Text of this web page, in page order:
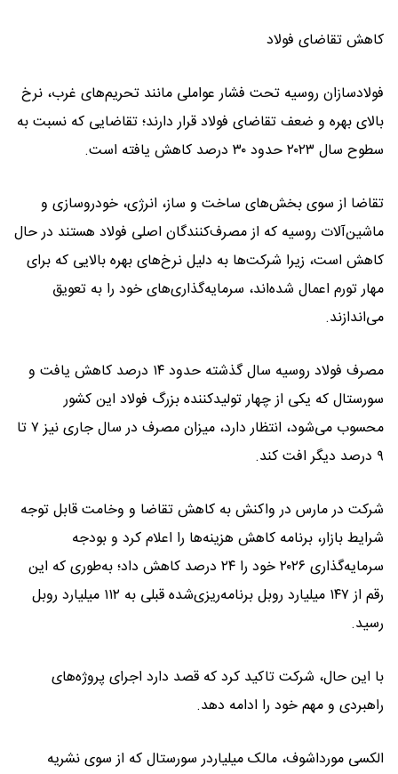
کاهش تقاضای فولاد
فولادسازان روسیه تحت فشار عواملی مانند تحریم‌های غرب، نرخ‌
بالای بهره و ضعف تقاضای فولاد قرار دارند؛ تقاضایی که نسبت به
سطوح سال ۲۰۲۳ حدود ۳۰ درصد کاهش یافته است.
تقاضا از سوی بخش‌های ساخت و ساز، انرژی، خودروسازی و
ماشین‌آلات روسیه که از مصرف‌کنندگان اصلی فولاد هستند در حال
کاهش است، زیرا شرکت‌ها به دلیل نرخ‌های بهره بالایی که برای
مهار تورم اعمال شده‌اند، سرمایه‌گذاری‌های خود را به تعویق
می‌اندازند.
مصرف فولاد روسیه سال گذشته حدود ۱۴ درصد کاهش یافت و
سورستال که یکی از چهار تولیدکننده بزرگ فولاد این کشور
محسوب می‌شود، انتظار دارد، میزان مصرف در سال جاری نیز ۷ تا
۹ درصد دیگر افت کند.
شرکت در مارس در واکنش به کاهش تقاضا و وخامت قابل توجه
شرایط بازار، برنامه کاهش هزینه‌ها را اعلام کرد و بودجه
سرمایه‌گذاری ۲۰۲۶ خود را ۲۴ درصد کاهش داد؛ به‌طوری که این
رقم از ۱۴۷ میلیارد روبل برنامه‌ریزی‌شده قبلی به ۱۱۲ میلیارد روبل
رسید.
با این حال، شرکت تاکید کرد که قصد دارد اجرای پروژه‌های
راهبردی و مهم خود را ادامه دهد.
الکسی مورداشوف، مالک میلیاردر سورستال که از سوی نشریه